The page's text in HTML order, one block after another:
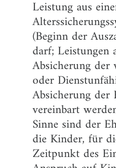
Zertifizierung
Jährliche
Information vor
Kostenänderung
Sicherung bei
Leistung aus
(Beginn der
darf; Leistungen
Absicherung
oder
Absicherung
vereinbart
Sinne sind der
die Kinder, für
Zeitpunkt des